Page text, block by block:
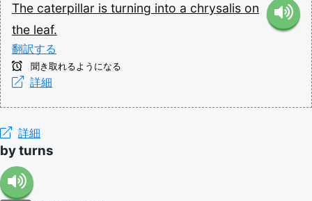
The caterpillar is turning into a chrysalis on
the leaf.
翻訳する
聞き取れるようになる
詳細
詳細
by turns